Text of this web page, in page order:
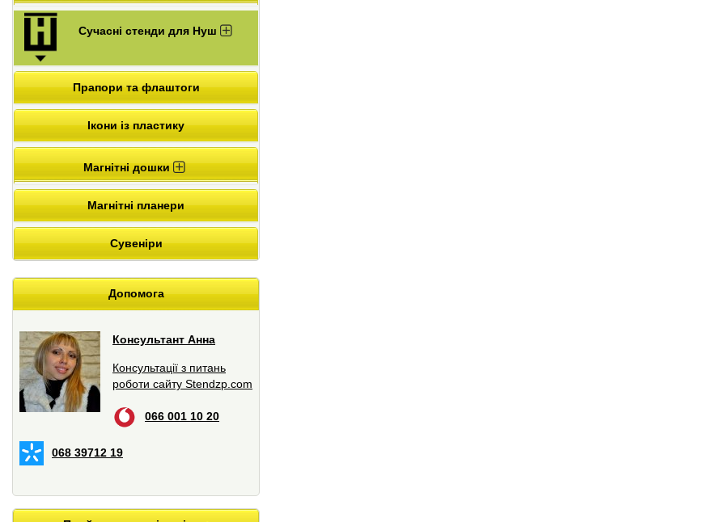
Сучасні стенди для Нуш
Прапори та флаштоги
Ікони із пластику
Магнітні дошки
Магнітні планери
Сувеніри
Допомога
Консультант Анна
Консультації з питань
роботи сайту Stendzp.com
066 001 10 20
068 39712 19